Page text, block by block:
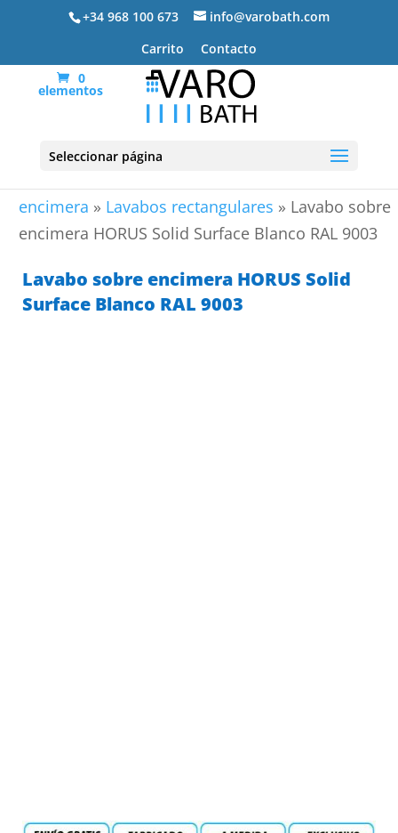
+34 968 100 673
info@varobath.com
Carrito
Contacto
0
elementos
Seleccionar página
encimera » Lavabos rectangulares » Lavabo sobre
encimera HORUS Solid Surface Blanco RAL 9003
Lavabo sobre encimera HORUS Solid
Surface Blanco RAL 9003